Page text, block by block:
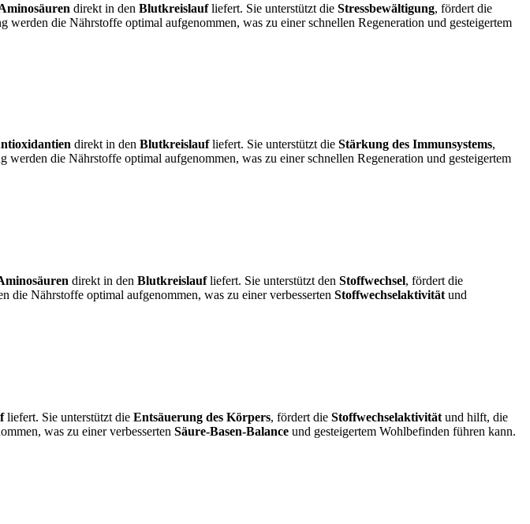
direkt in den Blutkreislaufliefert. Sie unterstützt die Stressbewältigung, fördert die
werden die Nährstoffe optimal aufgenommen, was zu einer schnellen Regeneration und gesteigertem
direkt in den Blutkreislaufliefert. Sie unterstützt die Stärkung des Immunsystems,
werden die Nährstoffe optimal aufgenommen, was zu einer schnellen Regeneration und gesteigertem
direkt in den Blutkreislaufliefert. Sie unterstützt den Stoffwechsel, fördert die
die Nährstoffe optimal aufgenommen, was zu einer verbesserten Stoffwechselaktivität und
liefert. Sie unterstützt die Entsäuerung des Körpers, fördert die Stoffwechselaktivität und hilft, die
was zu einer verbesserten Säure-Basen-Balance und gesteigertem Wohlbefinden führen kann.